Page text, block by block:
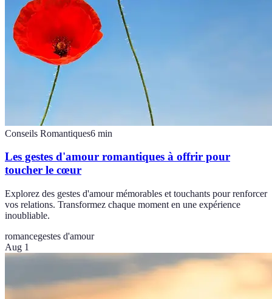
Conseils Romantiques6 min
Les gestes d'amour romantiques à offrir pour
toucher le cœur
Explorez des gestes d'amour mémorables et touchants pour renforcer
vos relations. Transformez chaque moment en une expérience
inoubliable.
romancegestes d'amour
Aug 1